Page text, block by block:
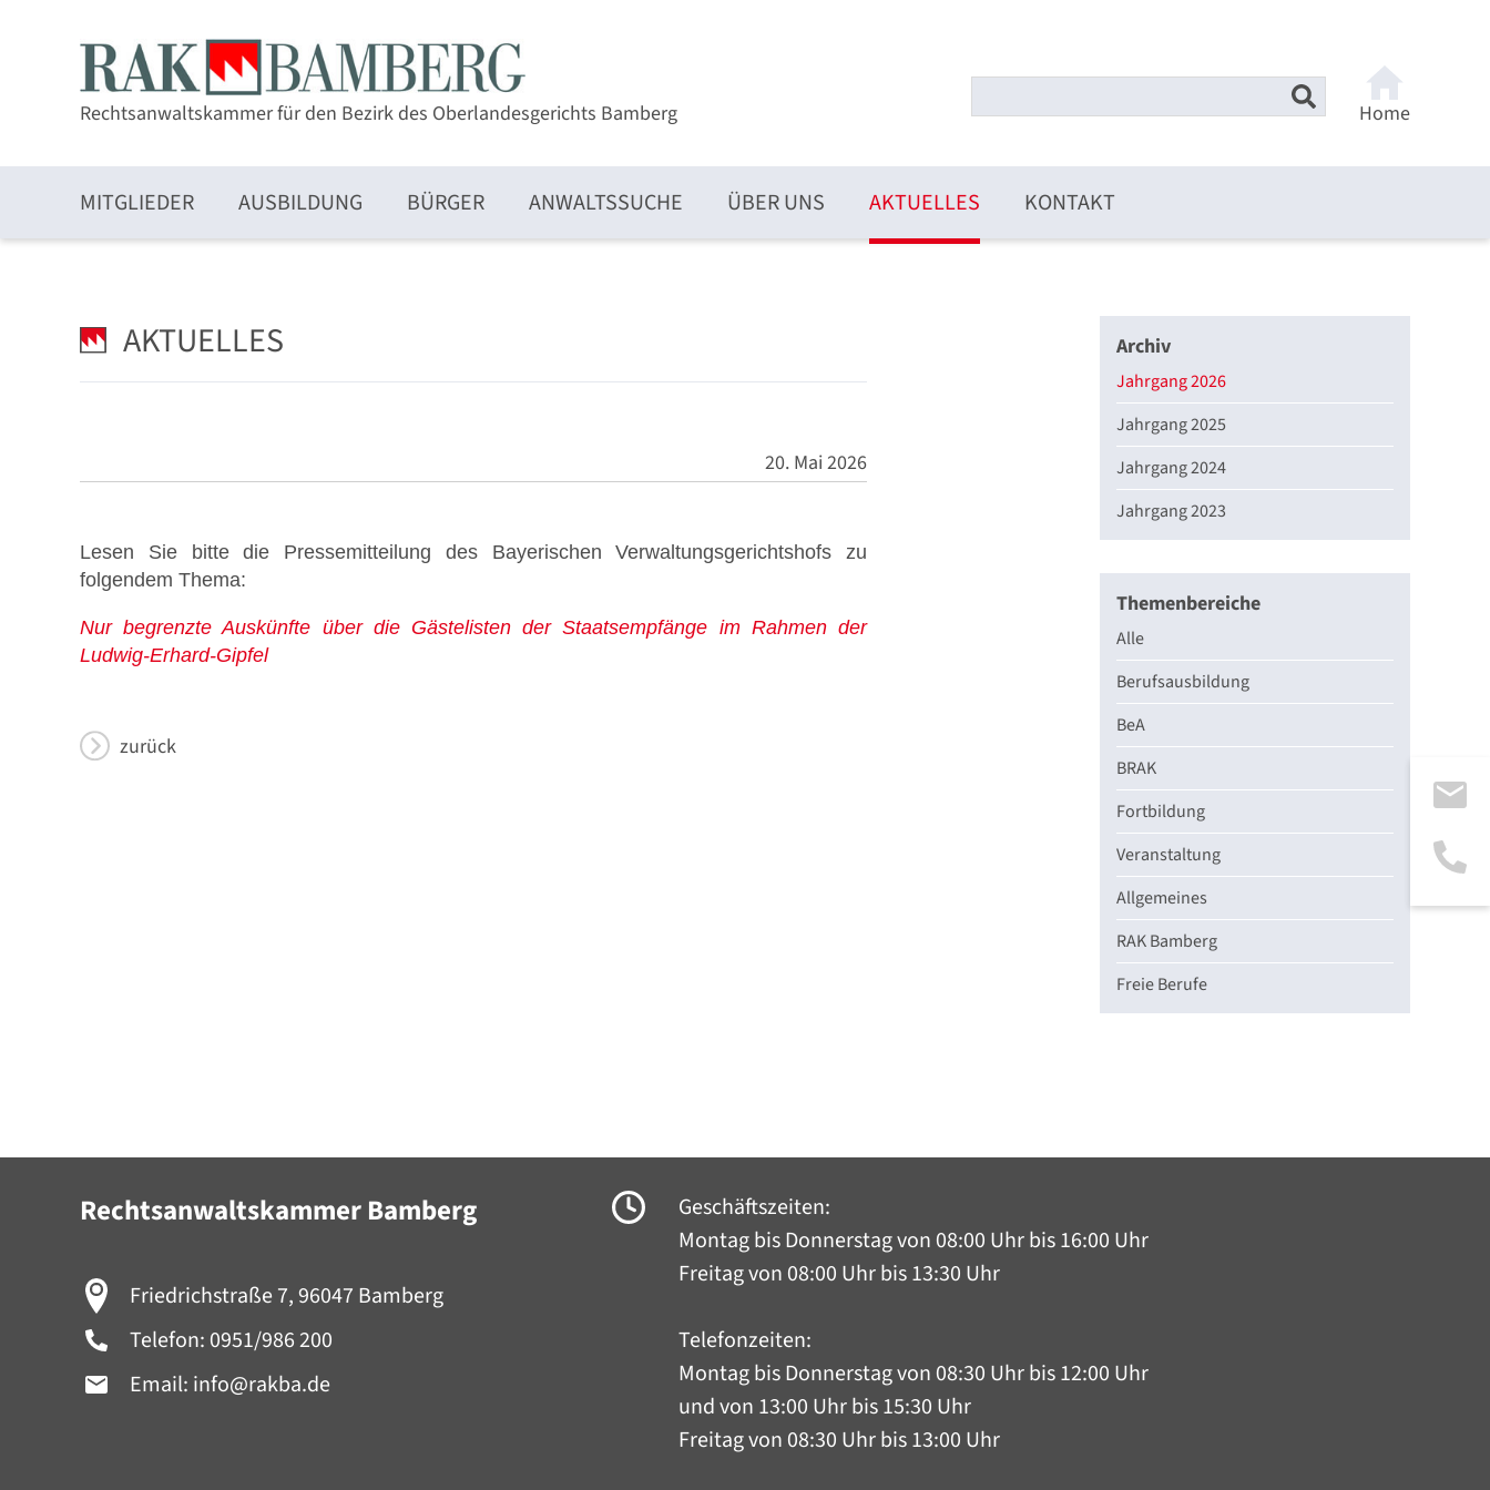
Rechtsanwaltskammer für den Bezirk des Oberlandesgerichts Bamberg Home
MITGLIEDER
Stellenmarkt
AUSBILDUNG BÜRGER ANWALTSSUCHE ÜBER UNS AKTUELLES KONTAKT
AKTUELLES
20. Mai 2026
Lesen Sie bitte die Pressemitteilung des Bayerischen Verwaltungsgerichtshofs zu
folgendem Thema:
Nur begrenzte Auskünfte über die Gästelisten der Staatsempfänge im Rahmen der
Ludwig-Erhard-Gipfel
zurück
Archiv
Jahrgang 2026
Jahrgang 2025
Jahrgang 2024
Jahrgang 2023
Themenbereiche
Alle
Berufsausbildung
BeA
BRAK
Fortbildung
Veranstaltung
Allgemeines
RAK Bamberg
Freie Berufe
Rechtsanwaltskammer Bamberg
Friedrichstraße 7, 96047 Bamberg
Telefon: 0951/986 200
Email: info@rakba.de
Geschäftszeiten:
Montag bis Donnerstagvon 08:00 Uhr bis 16:00 Uhr
Freitag von 08:00 Uhr bis 13:30 Uhr
Telefonzeiten:
Montag bis Donnerstagvon 08:30 Uhr bis 12:00 Uhr
und von 13:00 Uhr bis 15:30 Uhr
Freitag von 08:30 Uhr bis 13:00 Uhr